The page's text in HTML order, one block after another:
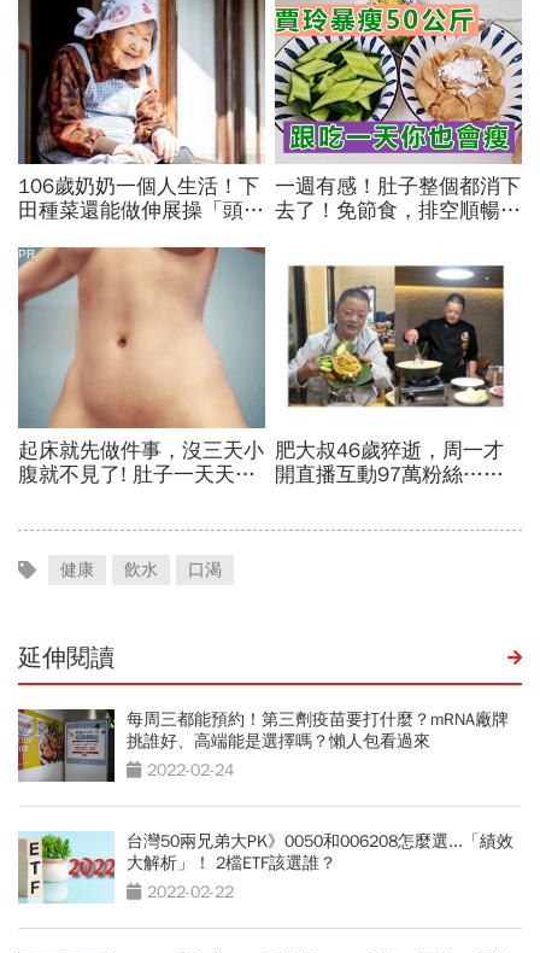
健康 飲水 口渴
延伸閱讀
每周三都能預約！第三劑疫苗要打什麼？mRNA廠牌
挑誰好、高端能是選擇嗎？懶人包看過來
2022-02-24
台灣50兩兄弟大PK》0050和006208怎麼選...「績效
大解析」！ 2檔ETF該選誰？
2022-02-22